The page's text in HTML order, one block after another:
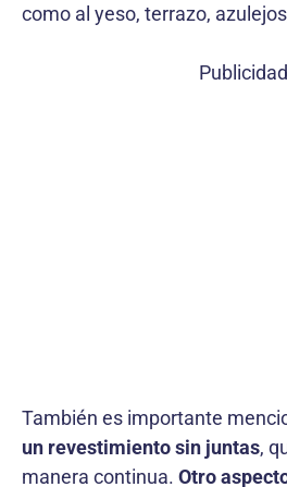
como al yeso, terrazo,
Publicidad
También es importante
un revestimiento sin juntas,
manera continua. Otro